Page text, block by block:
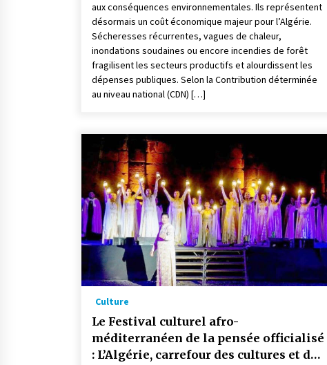
aux conséquences environnementales. Ils représentent
désormais un coût économique majeur pour l’Algérie.
Sécheresses récurrentes, vagues de chaleur,
inondations soudaines ou encore incendies de forêt
fragilisent les secteurs productifs et alourdissent les
dépenses publiques. Selon la Contribution déterminée
au niveau national (CDN) […]
Culture
Le Festival culturel afro-
méditerranéen de la pensée officialisé
: L’Algérie, carrefour des cultures et des